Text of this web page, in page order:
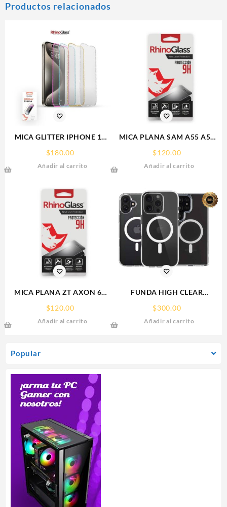
Popular
Productos relacionados
MICA GLITTER IPHONE 17
GLITTER FRAME
RHINOGLASS
$180.00
Añadir al carrito
MICA PLANA SAM A55 A56
$120.00
Añadir al carrito
MICA PLANA ZT AXON 60
ZTE 9H RHINOGLASS
$120.00
Añadir al carrito
FUNDA HIGH CLEAR
IPHONE 17 PRO MAX
WEKOVER
$300.00
Añadir al carrito